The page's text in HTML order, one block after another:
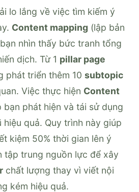
lo lắng về việc tìm kiếm ý
Content mapping (lập bản
nhìn thấy bức tranh tổng
dịch. Từ 1 pillar page
phát triển thêm 10 subtopic
Việc thực hiện Content
bạn phát hiện và tái sử dụng
quả. Quy trình này giúp
kiệm 50% thời gian lên ý
tập trung nguồn lực để xây
chất lượng thay vì viết nội
kém hiệu quả.